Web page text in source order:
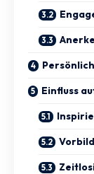
Einfluss